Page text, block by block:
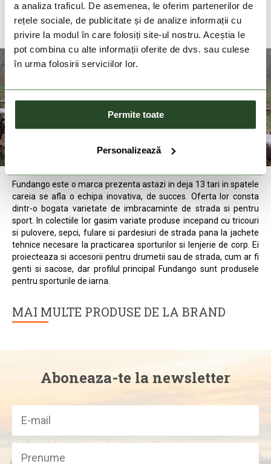
a analiza traficul. De asemenea, le oferim partenerilor de
rețele sociale, de publicitate și de analize informații cu
privire la modul în care folosiți site-ul nostru. Aceștia le
pot combina cu alte informații oferite de dvs. sau culese
în urma folosirii serviciilor lor.
Permite toate
Personalizează
DETALII PRODUS
Fundango este o marca prezenta astazi in deja 13 tari in spatele
careia se afla o echipa inovativa, de succes. Oferta lor consta
dintr-o bogata varietate de imbracaminte de strada si pentru
sport. In colectiile lor gasim variate produse incepand cu tricouri
si pulovere, sepci, fulare si pardesiuri de strada pana la jachete
tehnice necesare la practicarea sporturilor si lenjerie de corp. Ei
proiecteaza si accesorii pentru drumetii sau de strada, cum ar fi
genti si sacose, dar profilul principal Fundango sunt produsele
pentru sporturile de iarna.
MAI MULTE PRODUSE DE LA BRAND
Aboneaza-te la newsletter